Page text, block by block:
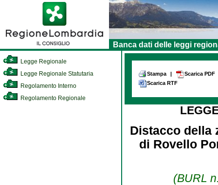
Banca dati delle leggi
Legge Regionale
Legge Regionale Statutaria
Regolamento Interno
Regolamento Regionale
Stampa |
Scarica PDF
Scarica RTF
Distacco della
di Rovello
(BURL